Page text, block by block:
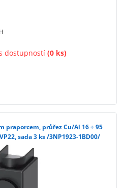
dostupností (0 ks)
praporcem, průřez Cu/Al 16 ÷ 95
sada 3 ks /3NP1923-1BD00/